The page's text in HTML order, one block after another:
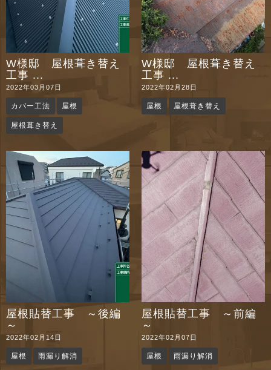
W様邸 屋根葺き替え
工事 ...
2022年03月07日
カバー工法 屋根
屋根葺き替え
W様邸 屋根葺き替え
工事 ...
2022年02月28日
屋根 屋根葺き替え
屋根貼替工事 ～後編
～
2022年02月14日
屋根 雨漏り解消
屋根貼替工事 ～前編
～
2022年02月07日
屋根 雨漏り解消